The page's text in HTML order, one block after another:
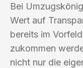
Bei
Wert auf
bereits im
zukommen
nicht nur die